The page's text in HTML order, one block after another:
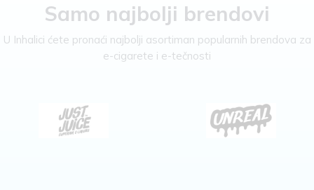
Samo najbolji brendovi
U Inhalici ćete pronaći najbolji asortiman popularnih brendova za
e-cigarete i e-tečnosti